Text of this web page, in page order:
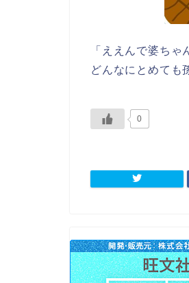
「ええんで婆ちゃ
どんなにとめても
0